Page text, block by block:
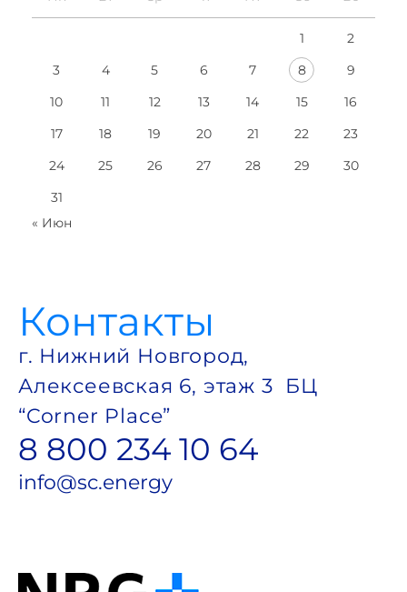
с
п
э
р
л
и
ф
1
2
3
4 5 6 7 8
9
10
11 12 13 14 15
16
17
18 19 20 21 22
23
24
25 26 27 28 29
30
31
« Июн
8 800 234 10 64
info@sc.energy
Контакты
г. Нижний Новгород,
Алексеевская 6, этаж 3 БЦ
“Corner Place”